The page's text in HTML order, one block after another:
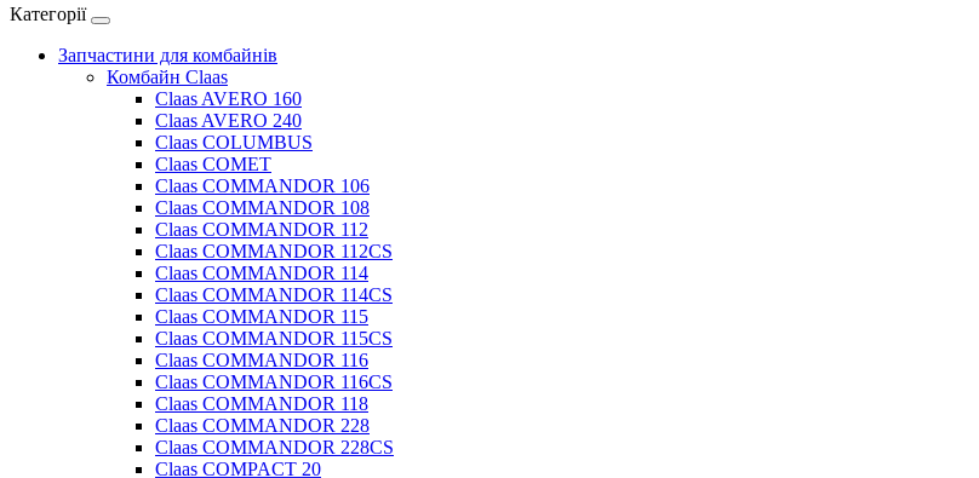
Категорії
Запчастини для комбайнів
Комбайн Claas
Claas AVERO 160
Claas AVERO 240
Claas COLUMBUS
Claas COMET
Claas COMMANDOR 106
Claas COMMANDOR 108
Claas COMMANDOR 112
Claas COMMANDOR 112CS
Claas COMMANDOR 114
Claas COMMANDOR 114CS
Claas COMMANDOR 115
Claas COMMANDOR 115CS
Claas COMMANDOR 116
Claas COMMANDOR 116CS
Claas COMMANDOR 118
Claas COMMANDOR 228
Claas COMMANDOR 228CS
Claas COMPACT 20